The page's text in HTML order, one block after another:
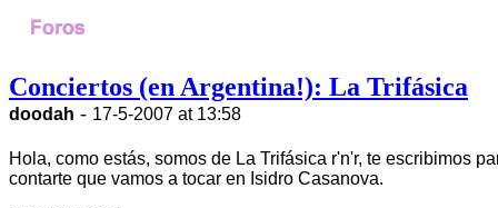
Conciertos (en Argentina!): La Trifásica
doodah - 17-5-2007 at 13:58
Hola, como estás, somos de La Trifásica r'n'r, te escribimos
contarte que vamos a tocar en Isidro Casanova.